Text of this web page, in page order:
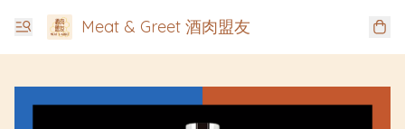
Meat & Greet 酒肉盟友